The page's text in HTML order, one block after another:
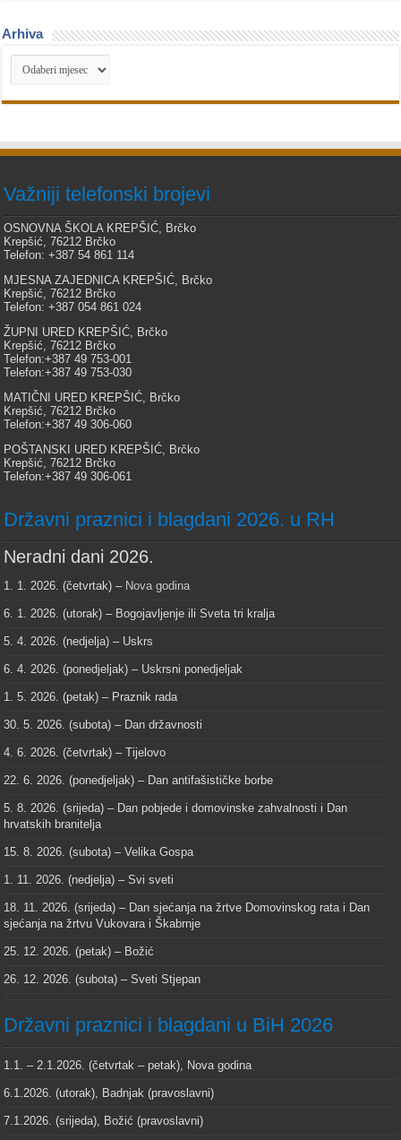
Arhiva
Arhiva
Važniji telefonski brojevi
OSNOVNA ŠKOLA KREPŠIĆ, Brčko
Krepšić, 76212 Brčko
Telefon: +387 54 861 114
MJESNA ZAJEDNICA KREPŠIĆ, Brčko
Krepšić, 76212 Brčko
Telefon: +387 054 861 024
ŽUPNI URED KREPŠIĆ, Brčko
Krepšić, 76212 Brčko
Telefon:+387 49 753-001
Telefon:+387 49 753-030
MATIČNI URED KREPŠIĆ, Brčko
Krepšić, 76212 Brčko
Telefon:+387 49 306-060
POŠTANSKI URED KREPŠIĆ, Brčko
Krepšić, 76212 Brčko
Telefon:+387 49 306-061
Državni praznici i blagdani 2026. u RH
Neradni dani 2026.
1. 1. 2026. (četvrtak) – Nova godina
6. 1. 2026. (utorak) – Bogojavljenje ili Sveta tri kralja
5. 4. 2026. (nedjelja) – Uskrs
6. 4. 2026. (ponedjeljak) – Uskrsni ponedjeljak
1. 5. 2026. (petak) – Praznik rada
30. 5. 2026. (subota) – Dan državnosti
4. 6. 2026. (četvrtak) – Tijelovo
22. 6. 2026. (ponedjeljak) – Dan antifašističke borbe
5. 8. 2026. (srijeda) – Dan pobjede i domovinske zahvalnosti i Dan
hrvatskih branitelja
15. 8. 2026. (subota) – Velika Gospa
1. 11. 2026. (nedjelja) – Svi sveti
18. 11. 2026. (srijeda) – Dan sjećanja na žrtve Domovinskog rata i Dan
sjećanja na žrtvu Vukovara i Škabrnje
25. 12. 2026. (petak) – Božić
26. 12. 2026. (subota) – Sveti Stjepan
Državni praznici i blagdani u BiH 2026
1.1. – 2.1.2026. (četvrtak – petak), Nova godina
6.1.2026. (utorak), Badnjak (pravoslavni)
7.1.2026. (srijeda), Božić (pravoslavni)